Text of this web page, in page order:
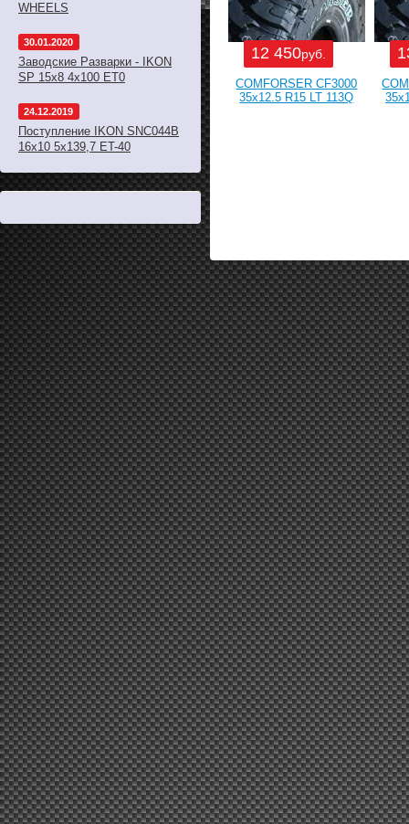
WHEELS
30.01.2020
Заводские Разварки - IKON
SP 15x8 4x100 ET0
24.12.2019
Поступление IKON SNC044B
16x10 5x139,7 ET-40
12 450руб.
COMFORSER CF3000
35x12.5 R15 LT 113Q